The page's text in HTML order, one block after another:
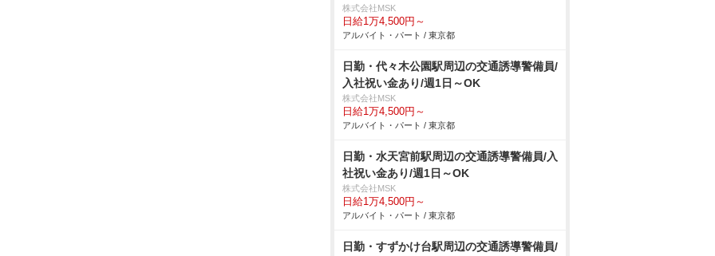
株式会社MSK
日給1万4,500円～
アルバイト・パート / 東京都
日勤・代々木公園駅周辺の交通誘導警備員/
入社祝い金あり/週1日～OK
株式会社MSK
日給1万4,500円～
アルバイト・パート / 東京都
日勤・水天宮前駅周辺の交通誘導警備員/入
社祝い金あり/週1日～OK
株式会社MSK
日給1万4,500円～
アルバイト・パート / 東京都
日勤・すずかけ台駅周辺の交通誘導警備員/